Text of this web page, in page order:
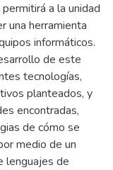
a la unidad
una herramienta
informáticos.
de este
tecnologías,
planteados, y
encontradas,
de cómo se
medio de un
lenguajes de